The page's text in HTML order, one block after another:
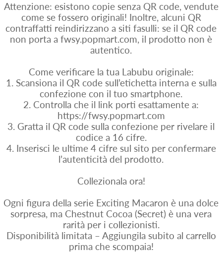
Attenzione: esistono copie senza QR code, vendute
come se fossero originali! Inoltre, alcuni QR
contraffatti reindirizzano a siti fasulli: se il QR code
non porta a fwsy.popmart.com, il prodotto non è
autentico.
Come verificare la tua Labubu originale:
1. Scansiona il QR code sull’etichetta interna e sulla
confezione con il tuo smartphone.
2. Controlla che il link porti esattamente a:
https://fwsy.popmart.com
3. Gratta il QR code sulla confezione per rivelare il
codice a 16 cifre.
4. Inserisci le ultime 4 cifre sul sito per confermare
l’autenticità del prodotto.
Collezionala ora!
Ogni figura della serie Exciting Macaron è una dolce
sorpresa, ma Chestnut Cocoa (Secret) è una vera
rarità per i collezionisti.
Disponibilità limitata – Aggiungila subito al carrello
prima che scompaia!